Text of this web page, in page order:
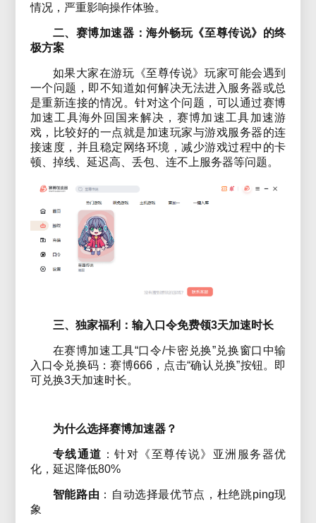
情况，严重影响操作体验。
二、赛博加速器：海外畅玩《至尊传说》的终
极方案
如果大家在游玩《至尊传说》玩家可能会遇到
一个问题，即不知道如何解决无法进入服务器或总
是重新连接的情况。针对这个问题，可以通过赛博
加速工具海外回国来解决，赛博加速工具加速游
戏，比较好的一点就是加速玩家与游戏服务器的连
接速度，并且稳定网络环境，减少游戏过程中的卡
顿、掉线、延迟高、丢包、连不上服务器等问题。
三、独家福利：输入口令免费领3天加速时长
在赛博加速工具“口令/卡密兑换”兑换窗口中输
入口令兑换码：赛博666，点击“确认兑换”按钮。即
可兑换3天加速时长。
为什么选择赛博加速器？
专线通道 ：针对《至尊传说》亚洲服务器优
化，延迟降低80%
智能路由 ：自动选择最优节点，杜绝跳ping现
象